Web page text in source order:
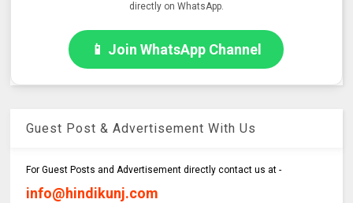
directly on WhatsApp.
📱 Join WhatsApp Channel
Guest Post & Advertisement With Us
For Guest Posts and Advertisement directly contact us at -
info@hindikunj.com